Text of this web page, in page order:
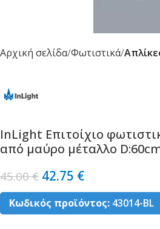
Αρχική σελίδα Φωτιστικά
InLight Επιτοίχιο
από μαύρο μέταλλο
45.00€ 42.75 €
Κωδικός προϊόντος: 43014-BL